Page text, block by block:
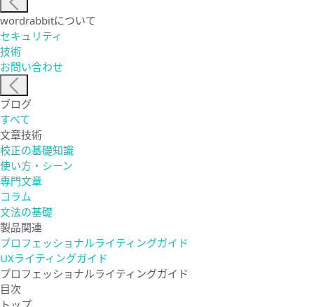
wordrabbitについて
セキュリティ
技術
お問い合わせ
ブログ
すべて
文章技術
校正の基礎知識
使い方・シーン
専門文章
コラム
文法の基礎
製品関連
プロフェッショナルライティングガイド
UXライティングガイド
プロフェッショナルライティングガイド
目次
トップ